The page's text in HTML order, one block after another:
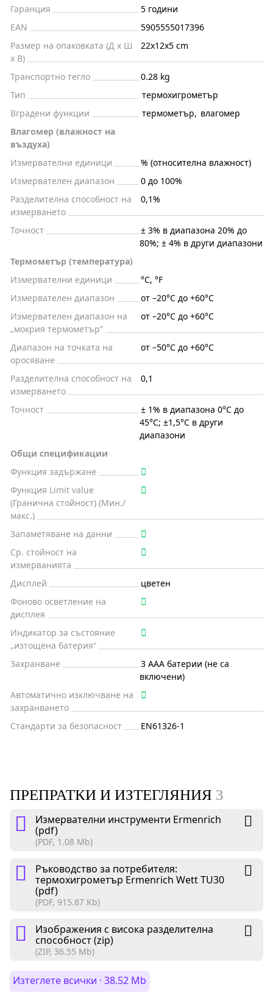
Гаранция
5 години
EAN
5905555017396
Размер на опаковката (Д x Ш
x В)
22x12x5 cm
Транспортно тегло
0.28 kg
Тип
термохигрометър
Вградени функции
термометър, влагомер
Влагомер (влажност на
въздуха)
Измервателни единици
% (относителна влажност)
Измервателен диапазон
0 до 100%
Разделителна способност на
измерването
0,1%
Точност
± 3% в диапазона 20% до
80%; ± 4% в други диапазони
Термометър (температура)
Измервателни единици
°C, °F
Измервателен диапазон
от –20°C до +60°C
Измервателен диапазон на
„мокрия термометър”
от –20°C до +60°C
Диапазон на точката на
оросяване
от –50°C до +60°C
Разделителна способност на
измерването
0,1
Точност
± 1% в диапазона 0°C до
45°C; ±1,5°C в други
диапазони
Общи спецификации
Функция задържане
Функция Limit value
(Гранична стойност) (Мин./
макс.)
Запаметяване на данни
Ср. стойност на
измерванията
Дисплей
цветен
Фоново осветление на
дисплея
Индикатор за състояние
„изтощена батерия“
Захранване
3 AAA батерии (не са
включени)
Автоматично изключване на
захранването
Стандарти за безопасност
EN61326-1
ПРЕПРАТКИ И ИЗТЕГЛЯНИЯ 3
Измервателни инструменти Ermenrich
(pdf)
(PDF, 1.08 Mb)
Ръководство за потребителя:
термохигрометър Ermenrich Wett TU30
(pdf)
(PDF, 915.87 Kb)
Изображения с висока разделителна
способност (zip)
(ZIP, 36.55 Mb)
Изтеглете всички · 38.52 Mb